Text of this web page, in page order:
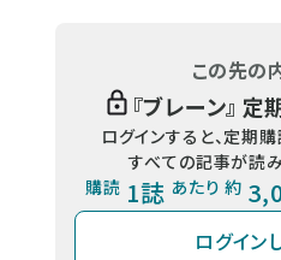
この先の
『ブレーン』 定
ログインすると、定期
すべての記事が読
購読 1誌 あたり 約
ログイン